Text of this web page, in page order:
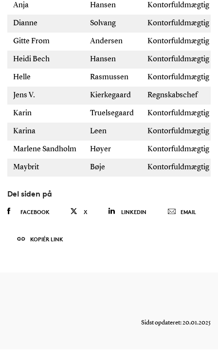
Anja Hansen Kontorfuldmægtig
Dianne Solvang Kontorfuldmægtig
Gitte From Andersen Kontorfuldmægtig
Heidi Bech Hansen Kontorfuldmægtig
Helle Rasmussen Kontorfuldmægtig
Jens V. Kierkegaard Regnskabschef
Karin Truelsegaard Kontorfuldmægtig
Karina Leen Kontorfuldmægtig
Marlene Sandholm Høyer Kontorfuldmægtig
Maybrit Bøje Kontorfuldmægtig
Del siden på
FACEBOOK X LINKEDIN EMAIL
KOPIÉR LINK
Sidst opdateret: 20.01.2025